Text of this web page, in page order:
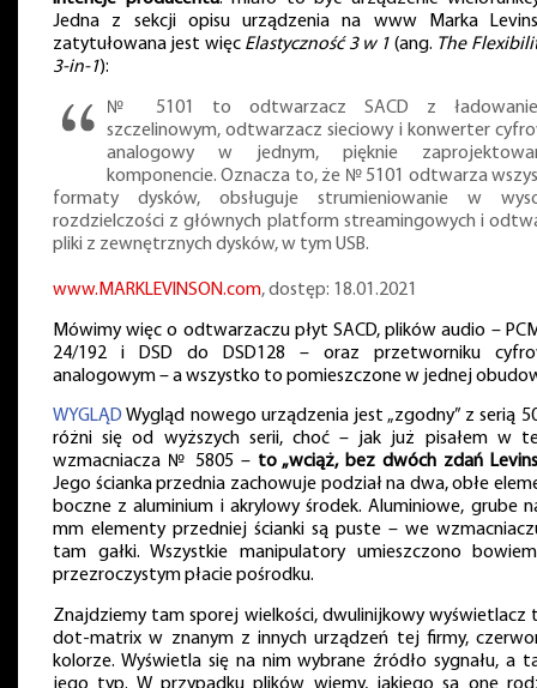
Jedna z sekcji opisu urządzenia na www Marka
zatytułowana jest więc Elastyczność 3 w 1 (ang. The
3-in-1):
№ 5101 to odtwarzacz SACD z
szczelinowym, odtwarzacz sieciowy i konwerter
analogowy w jednym, pięknie
komponencie. Oznacza to, że № 5101 odtwarza
formaty dysków, obsługuje strumieniowanie w
rozdzielczości z głównych platform streamingowych i
pliki z zewnętrznych dysków, w tym USB.
www.MARKLEVINSON.com, dostęp: 18.01.2021
Mówimy więc o odtwarzaczu płyt SACD, plików audio –
24/192 i DSD do DSD128 – oraz przetworniku
analogowym – a wszystko to pomieszczone w jednej
WYGLĄD Wygląd nowego urządzenia jest „zgodny” z serią
różni się od wyższych serii, choć – jak już pisałem w
wzmacniacza № 5805 – to „wciąż, bez dwóch zdań
Jego ścianka przednia zachowuje podział na dwa, obłe
boczne z aluminium i akrylowy środek. Aluminiowe, grube
mm elementy przedniej ścianki są puste – we
tam gałki. Wszystkie manipulatory umieszczono
przezroczystym płacie pośrodku.
Znajdziemy tam sporej wielkości, dwulinijkowy wyświetlacz
dot-matrix w znanym z innych urządzeń tej firmy,
kolorze. Wyświetla się na nim wybrane źródło sygnału, a